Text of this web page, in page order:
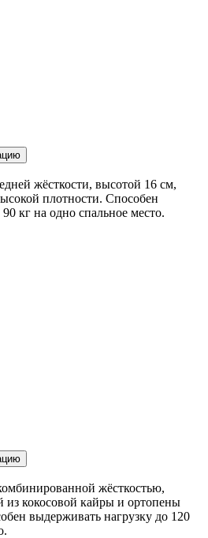
жёсткости, высотой 16 см,
плотности. Способен
кг на одно спальное место.
жёсткостью,
из кокосовой кайры и ортопены
выдерживать нагрузку до 120